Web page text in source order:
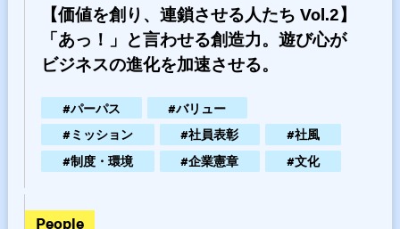
【価値を創り、連鎖させる人たち Vol.2】
「あっ！」と言わせる創造力。遊び心が
ビジネスの進化を加速させる。
#パーパス #バリュー
#ミッション #社員表彰 #社風
#制度・環境 #企業憲章 #文化
people